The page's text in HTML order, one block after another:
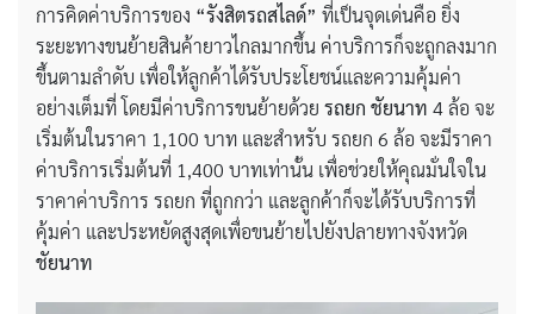
การคิดค่าบริการของ “รังสิตรถสไลด์” ที่เป็นจุดเด่นคือ ยิ่ง
ระยะทางขนย้ายสินค้ายาวไกลมากขึ้น ค่าบริการก็จะถูกลงมาก
ขึ้นตามลำดับ เพื่อให้ลูกค้าได้รับประโยชน์และความคุ้มค่า
อย่างเต็มที่ โดยมีค่าบริการขนย้ายด้วย รถยก ชัยนาท 4 ล้อ จะ
เริ่มต้นในราคา 1,100 บาท และสำหรับ รถยก 6 ล้อ จะมีราคา
ค่าบริการเริ่มต้นที่ 1,400 บาทเท่านั้น เพื่อช่วยให้คุณมั่นใจใน
ราคาค่าบริการ รถยก ที่ถูกกว่า และลูกค้าก็จะได้รับบริการที่
คุ้มค่า และประหยัดสูงสุดเพื่อขนย้ายไปยังปลายทางจังหวัด
ชัยนาท